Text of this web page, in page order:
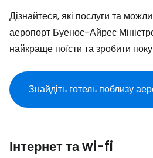
Дізнайтеся, які послуги та
аеропорт Буенос-Айрес
найкраще поїсти та зробити
Знайдіть готель поблизу
Інтернет та wi-fi